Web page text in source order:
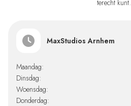
terecht kunt.
MaxStudios Arnhem
Maandag:
Dinsdag:
Woensdag:
Donderdag: